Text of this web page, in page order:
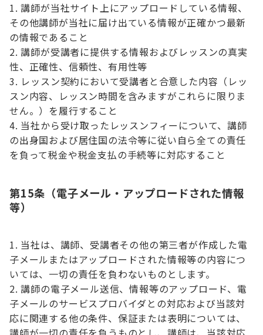
講師が当社サイト上にアップロードしている情報、
その他講師が当社に届け出ている情報が正確かつ最新
の情報であること
講師が受講者に提供する情報およびレッスンの真実
性、正確性、信頼性、有用性等
レッスン契約において受講者と合意した内容（レッ
スン内容、レッスン時間を含みますがこれらに限りま
せん。）を履行すること
当社から受け取ったレッスンフィーについて、講師
の出身国および居住国の法令等に従い自ら全ての責任
を負って税金や税金支払の手続等に対応すること
第15条（電子メール・アップロードされた情報
等）
当社は、講師、受講者その他の第三者が作成した電
子メールまたはアップロードされた情報等の内容につ
いては、一切の責任を負わないものとします。
講師の電子メール送信、情報等のアップロード、電
子メールのサービスプロバイダとの対応および当該対
応に関連する他の条件、保証または表明については、